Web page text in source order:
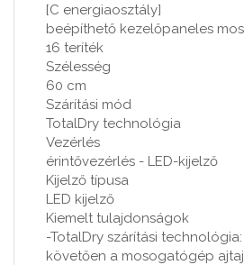
[C energiaosztály]
beépíthető kezelőpaneles
16 teríték
Szélesség
60 cm
Szárítási mód
TotalDry technológia
Vezérlés
érintővezérlés - LED-kijelző
Kijelző típusa
LED kijelző
Kiemelt tulajdonságok
-TotalDry szárítási
követően a mosogatógép